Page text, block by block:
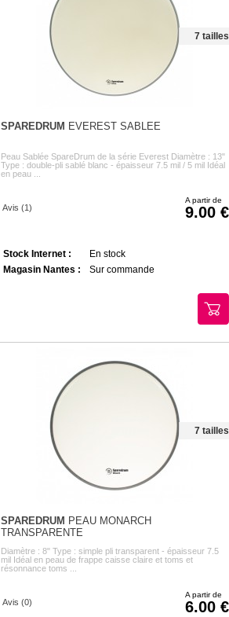
7 tailles
SPAREDRUM EVEREST SABLEE
Peau Sablée SpareDrum de la série Everest Diamètre : 13"
Type : double-pli sablé blanc - épaisseur 7.5 mil / 5 mil Idéal
en peau ...
Avis (1)
A partir de
9.00
Stock Internet :
En stock
Magasin Nantes :
Sur commande
7 tailles
SPAREDRUM PEAU MONARCH
TRANSPARENTE
Diamètre : 8" Type : simple pli transparent - épaisseur 7.5
mil Idéal en peau de frappe caisse claire et toms et
résonnance toms ...
Avis (0)
A partir de
6.00